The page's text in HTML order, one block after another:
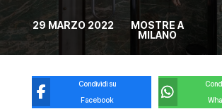
29 MARZO 2022
MOSTRE A
MILANO
Condividi su
Facebook